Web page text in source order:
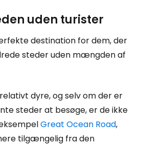
uden turister
destination for dem, der
steder uden mængden af
dyre, og selv om der er
steder at besøge, er de ikke
Great Ocean Road,
tilgængelig fra den